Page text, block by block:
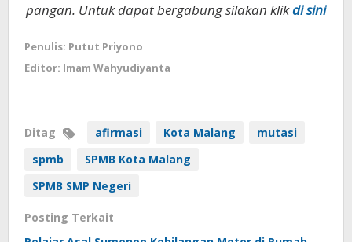
pangan. Untuk dapat bergabung silakan klikdi sini
Penulis: Putut Priyono
Editor: Imam Wahyudiyanta
Ditag afirmasi Kota Malang
mutasi
spmb
SPMB Kota Malang
SPMB SMP Negeri
Posting Terkait